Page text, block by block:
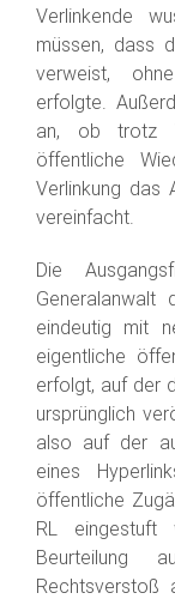
Verlinkende
müssen, dass
verweist,
erfolgte.
an, ob trotz
öffentliche
Verlinkung das
vereinfacht.
Die
Generalanwalt
eindeutig mit
eigentliche
erfolgt, auf der
ursprünglich
also auf der
eines
öffentliche
RL eingestuft
Beurteilung
Rechtsverstoß